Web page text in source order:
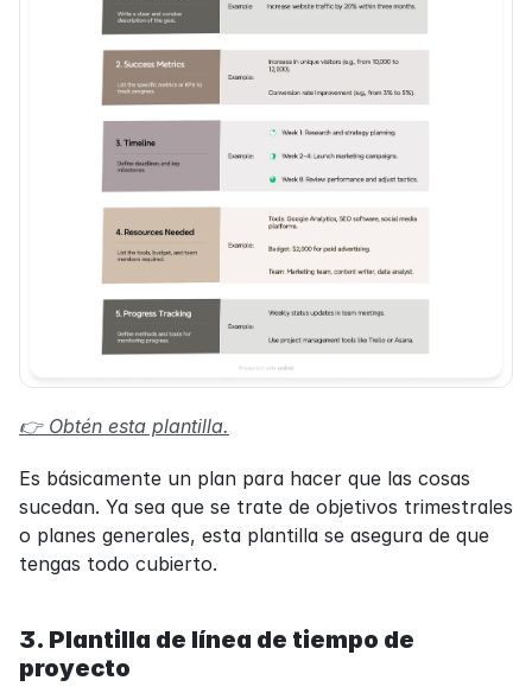
👉 Obtén esta plantilla.
Es básicamente un plan para hacer que las cosas
sucedan. Ya sea que se trate de objetivos trimestrales
o planes generales, esta plantilla se asegura de que
tengas todo cubierto.
3. Plantilla de línea de tiempo de
proyecto